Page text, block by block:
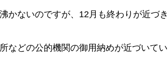
かないのですが、12月も終わりが近づき
などの公的機関の御用納めが近づいてい